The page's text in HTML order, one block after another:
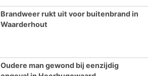
Brandweer rukt uit voor buitenbrand in
Waarderhout
Oudere man gewond bij eenzijdig